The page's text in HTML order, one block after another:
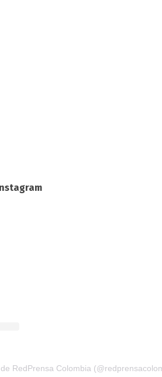
RedPrensa Colombia